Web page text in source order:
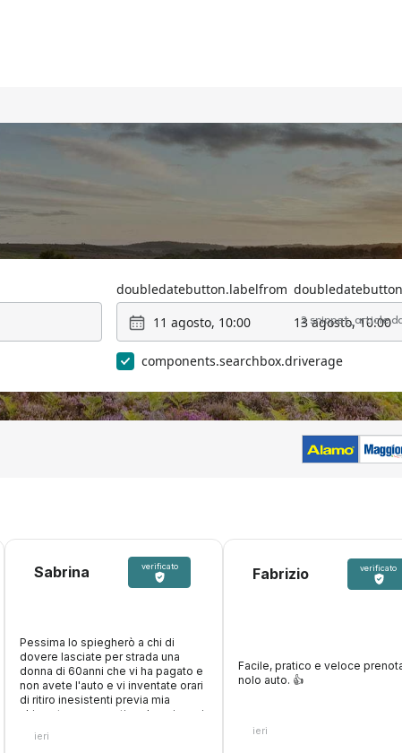
doubledatebutton.labelfrom
11 agosto, 10:00
13 agosto, 10:00
2
components.searchbox.driverage
Sabrina verificato
Pessima lo spiegherò a chi di
dovere lasciate per strada una
donna di 60anni che vi ha pagato e
non avete l'auto e vi inventate orari
di ritiro inesistenti previa mia
chiamata per avvertire, due giovani
supponente, niente di buono. Una
ieri
Fabrizio verificato
Facile, pratico e veloce
nolo auto. 👍️
ieri